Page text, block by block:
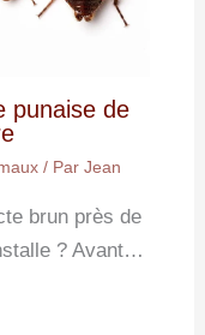
punaise de
/ Par Jean
brun près de
? Avant…